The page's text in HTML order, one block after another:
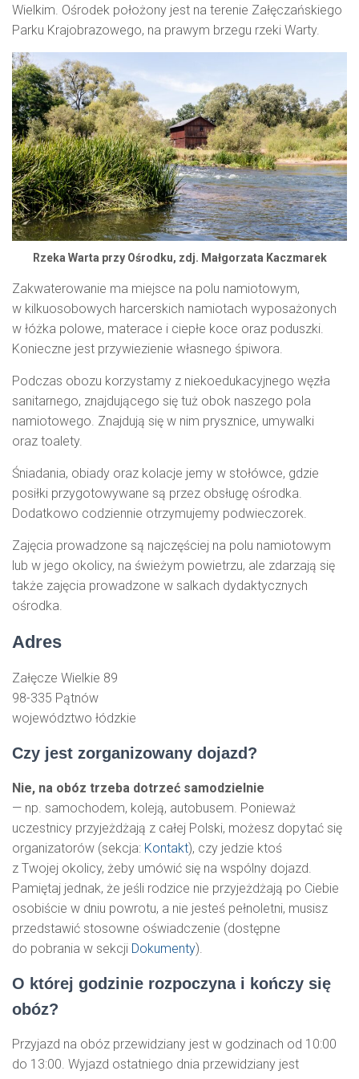
Wielkim. Ośrodek położony jest na terenie Załęczańskiego
Parku Krajobrazowego, na prawym brzegu rzeki Warty.
Rzeka Warta przy Ośrodku, zdj. Małgorzata Kaczmarek
Zakwaterowanie ma miejsce na polu namiotowym,
w kilkuosobowych harcerskich namiotach wyposażonych
w łóżka polowe, materace i ciepłe koce oraz poduszki.
Konieczne jest przywiezienie własnego śpiwora.
Podczas obozu korzystamy z niekoedukacyjnego węzła
sanitarnego, znajdującego się tuż obok naszego pola
namiotowego. Znajdują się w nim prysznice, umywalki
oraz toalety.
Śniadania, obiady oraz kolacje jemy w stołówce, gdzie
posiłki przygotowywane są przez obsługę ośrodka.
Dodatkowo codziennie otrzymujemy podwieczorek.
Zajęcia prowadzone są najczęściej na polu namiotowym
lub w jego okolicy, na świeżym powietrzu, ale zdarzają się
także zajęcia prowadzone w salkach dydaktycznych
ośrodka.
Adres
Załęcze Wielkie 89
98-335 Pątnów
województwo łódzkie
Czy jest zorganizowany dojazd?
Nie, na obóz trzeba dotrzeć samodzielnie
— np. samochodem, koleją, autobusem. Ponieważ
uczestnicy przyjeżdżają z całej Polski, możesz dopytać się
organizatorów (sekcja: Kontakt), czy jedzie ktoś
z Twojej okolicy, żeby umówić się na wspólny dojazd.
Pamiętaj jednak, że jeśli rodzice nie przyjeżdżają po Ciebie
osobiście w dniu powrotu, a nie jesteś pełnoletni, musisz
przedstawić stosowne oświadczenie (dostępne
do pobrania w sekcji Dokumenty).
O której godzinie rozpoczyna i kończy się
obóz?
Przyjazd na obóz przewidziany jest w godzinach od 10:00
do 13:00. Wyjazd ostatniego dnia przewidziany jest